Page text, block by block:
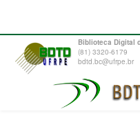
Biblioteca Digital
(81) 3320-6179
bdtd.bc@ufrpe.br